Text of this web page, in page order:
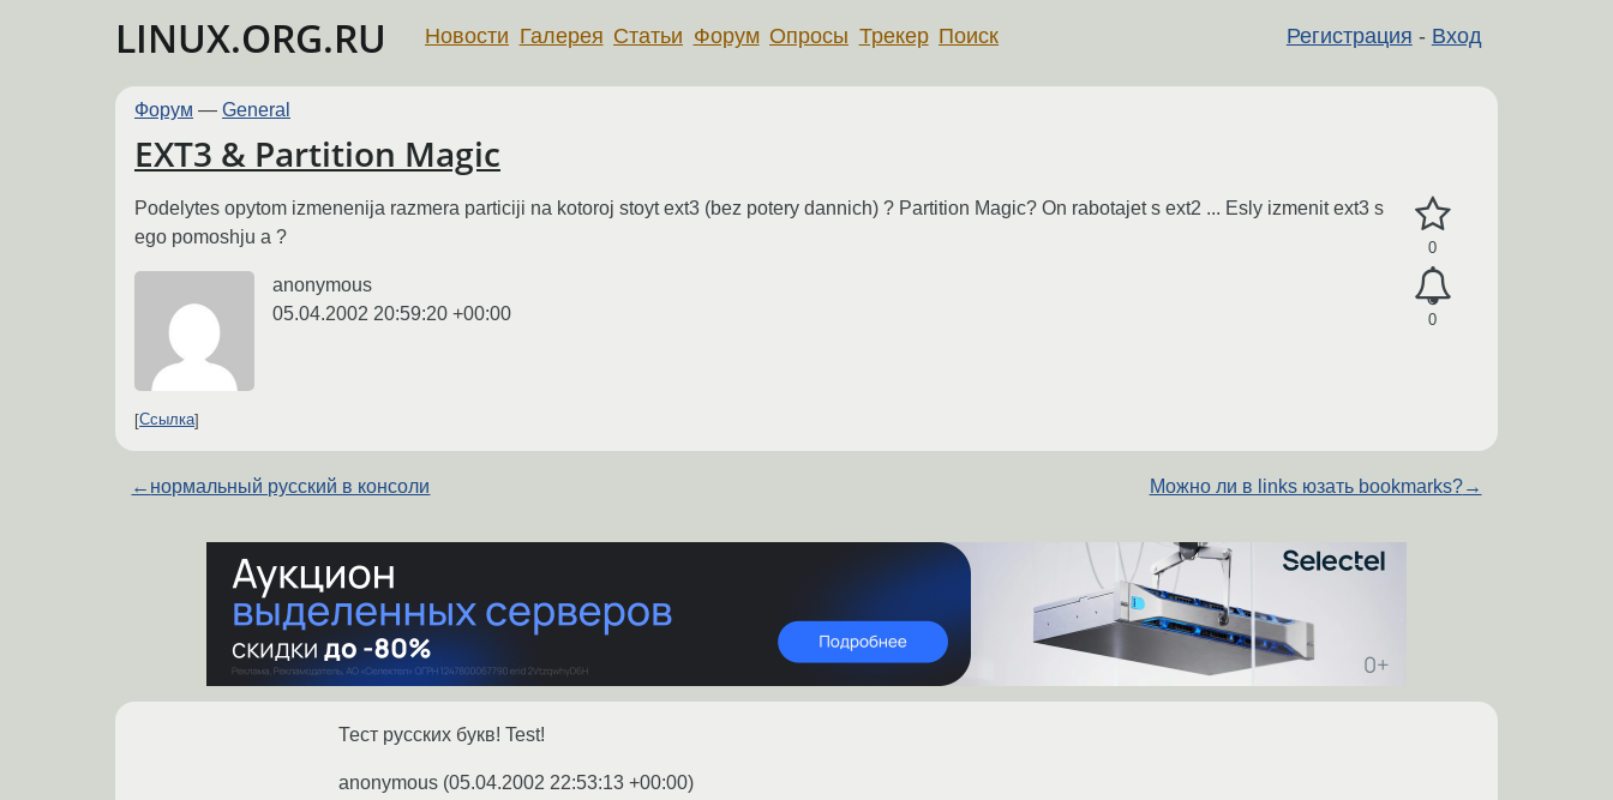
LINUX.ORG.RU Регистрация - Вход
Новости Галерея Статьи Форум Опросы Трекер Поиск
Форум — General
EXT3 & Partition Magic
0
0
Podelytes opytom izmenenija razmera particiji na kotoroj stoyt ext3 (bez potery dannich) ? Partition Magic? On rabotajet s ext2 ... Esly izmenit ext3 s
ego pomoshju a ?
anonymous
05.04.2002 20:59:20 +00:00
Ссылка
← нормальный русский в консоли Можно ли в links юзать bookmarks?→
Тест русских букв! Test!
anonymous (05.04.2002 22:53:13 +00:00)